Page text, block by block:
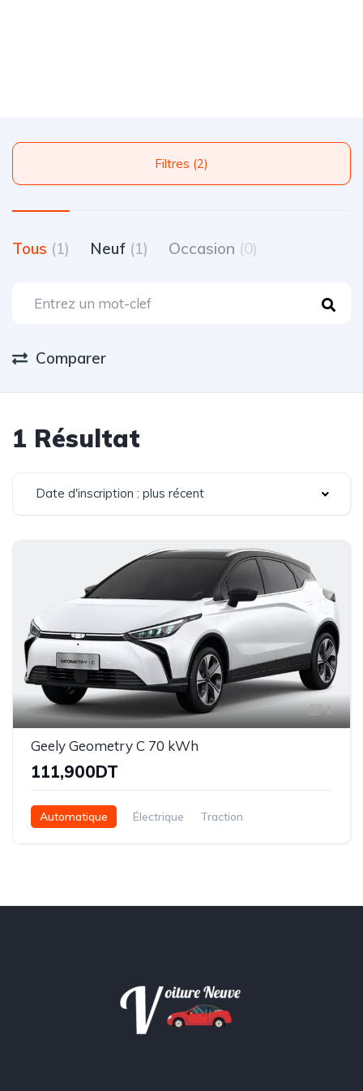
Filtres (2)
Tous (1) Neuf (1) Occasion (0)
Comparer
1 Résultat
Date d'inscription : plus récent
1
Geely Geometry C 70 kWh
111,900DT
Automatique Électrique Traction